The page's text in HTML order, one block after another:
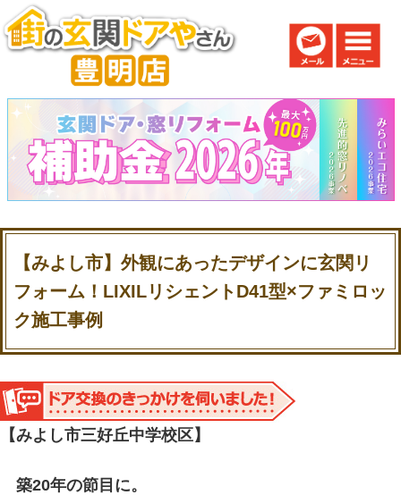
【みよし市】外観にあったデザインに玄関リ
フォーム！LIXILリシェントD41型×ファミロッ
ク施工事例
【みよし市三好丘中学校区】
築20年の節目に。